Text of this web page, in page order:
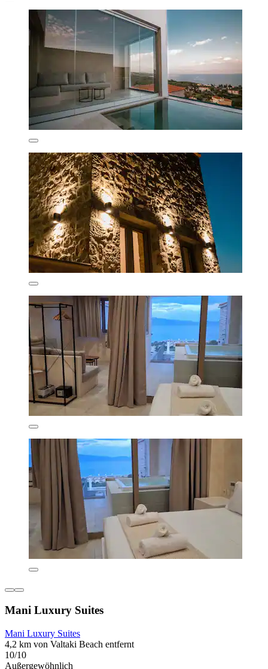
Mani Luxury Suites
Mani Luxury Suites
4,2 km von Valtaki Beach entfernt
10/10
Außergewöhnlich